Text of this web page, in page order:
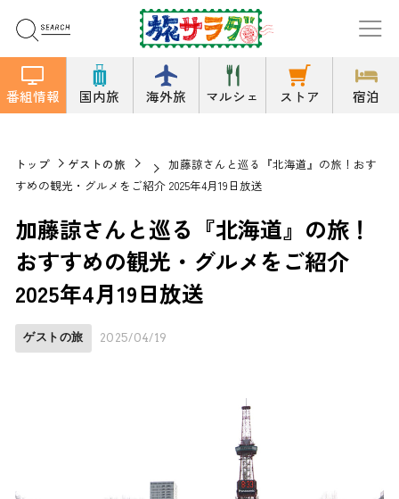
番組情報 国内旅 海外旅 マルシェ ストア 宿泊
トップ ゲストの旅
加藤諒さんと巡る『北海道』の旅！おす
すめの観光・グルメをご紹介 2025年4月19日放送
加藤諒さんと巡る『北海道』の旅！
おすすめの観光・グルメをご紹介
2025年4月19日放送
ゲストの旅 2025/04/19